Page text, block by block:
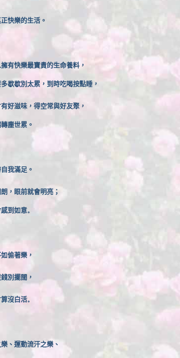
快樂的生活。
有快樂最寶貴的生命養料，
歇歇別太累，到時吃喝按點睡，
好滋味，得空常與好友聚，
塵世累。
我滿足。
，眼前就會明亮；
到如意。
偷著樂，
別擺闊，
沒白活。
、運動流汗之樂、